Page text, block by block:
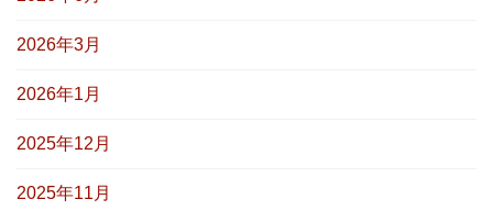
2026年3月
2026年1月
2025年12月
2025年11月